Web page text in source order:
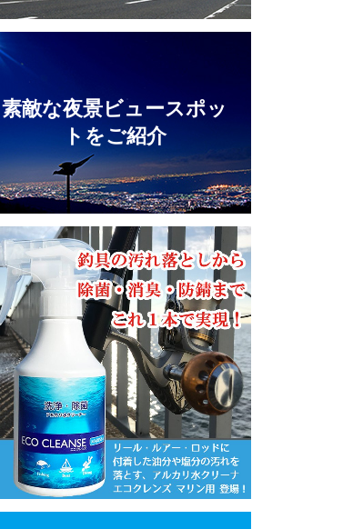
素敵な夜景ビュースポッ
トをご紹介